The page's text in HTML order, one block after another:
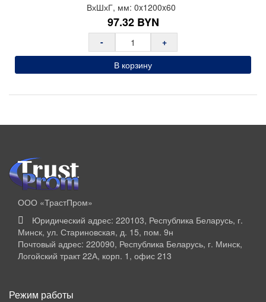
ВхШхГ, мм: 0x1200x60
97.32 BYN
-
+
В корзину
ООО «ТрастПром»
Юридический адрес: 220103, Республика Беларусь, г.
Минск, ул. Стариновская, д. 15, пом. 9н
Почтовый адрес: 220090, Республика Беларусь, г. Минск,
Логойский тракт 22А, корп. 1, офис 213
Режим работы